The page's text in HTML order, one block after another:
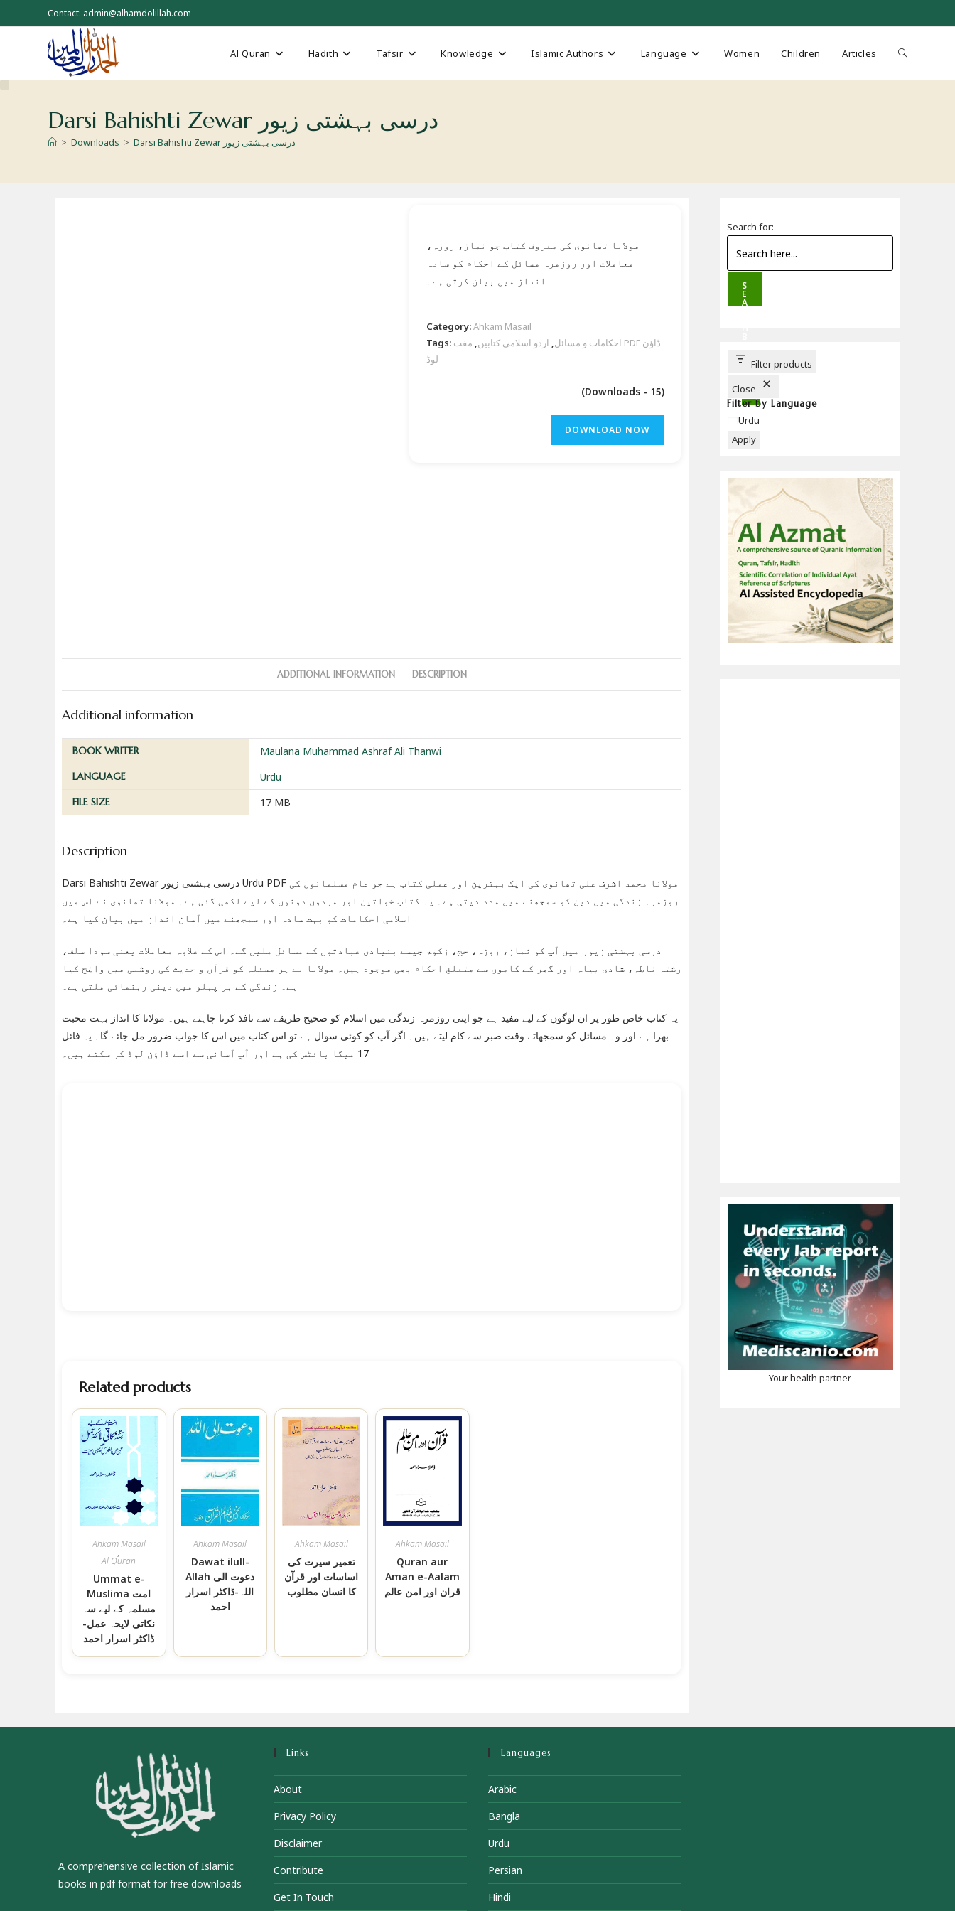
to
Contact: admin@alhamdolillah.com
Al Quran Hadith Tafsir Knowledge Islamic Authors Language Women Children Articles Toggle
Darsi Bahishti Zewar درسی بہشتی زیور
> Downloads > Darsi Bahishti Zewar درسی بہشتی زیور
مولانا تھانوی کی معروف کتاب جو نماز، روزہ،
معاملات اور روزمرہ مسائل کے احکام کو سادہ
انداز میں بیان کرتی ہے۔
Category:Ahkam Masail
Tags:
احکامات و مسائل, اردو اسلامی کتابیں, مفت PDF ڈاؤن
لوڈ
(Downloads - 15)
DOWNLOAD NOW
ADDITIONAL INFORMATION DESCRIPTION
Additional information
BOOK WRITER Maulana Muhammad Ashraf Ali Thanwi
LANGUAGE Urdu
FILE SIZE 17 MB
Description
Darsi Bahishti Zewar درسی بہشتی زیور Urdu PDF مولانا محمد اشرف علی تھانوی کی ایک بہترین اور عملی کتاب ہے جو عام مسلمانوں کی
روزمرہ زندگی میں دین کو سمجھنے میں مدد دیتی ہے۔ یہ کتاب خواتین اور مردوں دونوں کے لیے لکھی گئی ہے۔ مولانا تھانوی نے اس میں
اسلامی احکامات کو بہت سادہ اور سمجھنے میں آسان انداز میں بیان کیا ہے۔
درسی بہشتی زیور میں آپ کو نماز، روزہ، حج، زکوۃ جیسے بنیادی عبادتوں کے مسائل ملیں گے۔ اس کے علاوہ معاملات یعنی سودا سلف،
رشتہ ناطہ، شادی بیاہ اور گھر کے کاموں سے متعلق احکام بھی موجود ہیں۔ مولانا نے ہر مسئلہ کو قرآن و حدیث کی روشنی میں واضح کیا
ہے۔ زندگی کے ہر پہلو میں دینی رہنمائی ملتی ہے۔
یہ کتاب خاص طور پر ان لوگوں کے لیے مفید ہے جو اپنی روزمرہ زندگی میں اسلام کو صحیح طریقے سے نافذ کرنا چاہتے ہیں۔ مولانا کا انداز بہت محبت
بھرا ہے اور وہ مسائل کو سمجھاتے وقت صبر سے کام لیتے ہیں۔ اگر آپ کو کوئی سوال ہے تو اس کتاب میں اس کا جواب ضرور مل جائے گا۔ یہ فائل
17 میگا بائٹس کی ہے اور آپ آسانی سے اسے ڈاؤن لوڈ کر سکتے ہیں۔
Related products
Ahkam Masail
,
Al Quran
Ummat e-
Muslima امت
مسلمہ کے لیے سہ
نکاتی لایحہ عمل-
ڈاکٹر اسرار احمد
Ahkam Masail
Dawat ilull-
Allah دعوت الی
اللہ-ڈاکٹر اسرار
احمد
Ahkam Masail
تعمیر سیرت کی
اساسات اور قرآن
کا انسان مطلوب
Ahkam Masail
Quran aur
Aman e-Aalam
قران اور امن عالم
Search for:
S
E
A
T
T
Filter products
Close
Filter by Language
Language
Urdu
Apply
Your health partner
A comprehensive collection of Islamic
books in pdf format for free downloads
Links
About
Privacy Policy
Disclaimer
Contribute
Get In Touch
Languages
Arabic
Bangla
Urdu
Persian
Hindi